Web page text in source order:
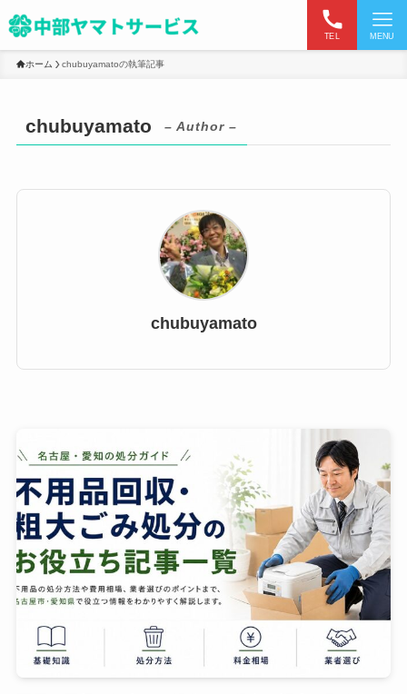
TEL MENU
ホーム chubuyamatoの執筆記事
chubuyamato – Author –
chubuyamato